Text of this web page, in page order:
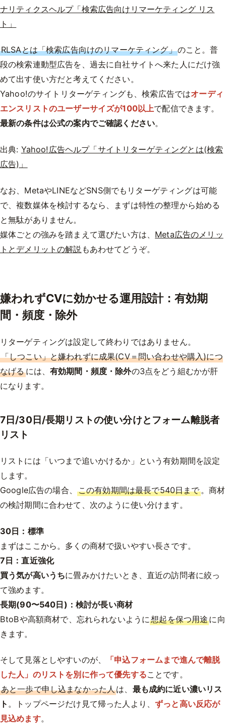
ナリティクスヘルプ「検索広告向けリマーケティング リス
ト」
RLSAとは「検索広告向けのリマーケティング」のこと。普
段の検索連動型広告を、過去に自社サイトへ来た人にだけ強
めて出す使い方だと考えてください。
Yahoo!のサイトリターゲティングも、検索広告ではオーディ
エンスリストのユーザーサイズが100以上で配信できます。
最新の条件は公式の案内でご確認ください。
出典: Yahoo!広告ヘルプ「サイトリターゲティングとは(検索
広告)」
なお、MetaやLINEなどSNS側でもリターゲティングは可能
で、複数媒体を検討するなら、まずは特性の整理から始める
と無駄がありません。
媒体ごとの強みを踏まえて選びたい方は、 Meta広告のメリッ
トとデメリットの解説 もあわせてどうぞ。
嫌われずCVに効かせる運用設計：有効期
間・頻度・除外
リターゲティングは設定して終わりではありません。
「しつこい」と嫌われずに成果(CV＝問い合わせや購入)につ
なげるには、 有効期間・頻度・除外の3点をどう組むかが肝
になります。
7日/30日/長期リストの使い分けとフォーム離脱者
リスト
リストには「いつまで追いかけるか」という有効期間を設定
します。
Google広告の場合、 この有効期間は最長で540日まで。商材
の検討期間に合わせて、次のように使い分けます。
30日：標準
まずはここから。多くの商材で扱いやすい長さです。
7日：直近強化
買う気が高いうちに畳みかけたいとき、直近の訪問者に絞っ
て強めます。
長期(90〜540日)：検討が長い商材
BtoBや高額商材で、忘れられないように想起を保つ用途に向
きます。
そして見落としやすいのが、
「申込フォームまで進んで離脱
した人」のリストを別に作って優先することです。
あと一歩で申し込まなかった人は、 最も成約に近い濃いリス
ト 。トップページだけ見て帰った人より、ずっと高い反応が
見込めます。